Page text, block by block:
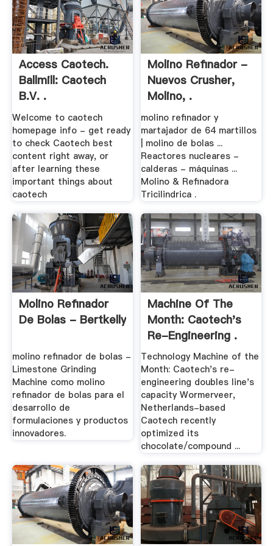
Access Caotech.
Ballmill: Caotech
B.V. .
Welcome to caotech
homepage info - get ready
to check Caotech best
content right away, or
after learning these
important things about
caotech
Molino Refinador -
Nuevos Crusher,
Molino, .
molino refinador y
martajador de 64 martillos
| molino de bolas ...
Reactores nucleares -
calderas - máquinas ...
Molino & Refinadora
Tricilindrica .
Molino Refinador
De Bolas - Bertkelly
molino refinador de bolas -
Limestone Grinding
Machine como molino
refinador de bolas para el
desarrollo de
formulaciones y productos
innovadores.
Machine Of The
Month: Caotech's
Re-Engineering .
Technology Machine of the
Month: Caotech's re-
engineering doubles line's
capacity Wormerveer,
Netherlands-based
Caotech recently
optimized its
chocolate/compound ...